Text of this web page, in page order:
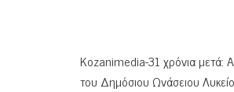
Kozanimedia-31 χρόνια μετά:
του Δημόσιου Ωνάσειου